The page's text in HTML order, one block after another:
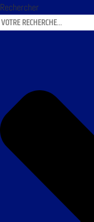
Rechercher